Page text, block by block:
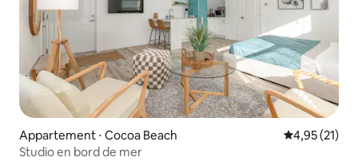
Appartement ⋅ Cocoa Beach Évaluation
4,95 (21)
Studio en bord de mer